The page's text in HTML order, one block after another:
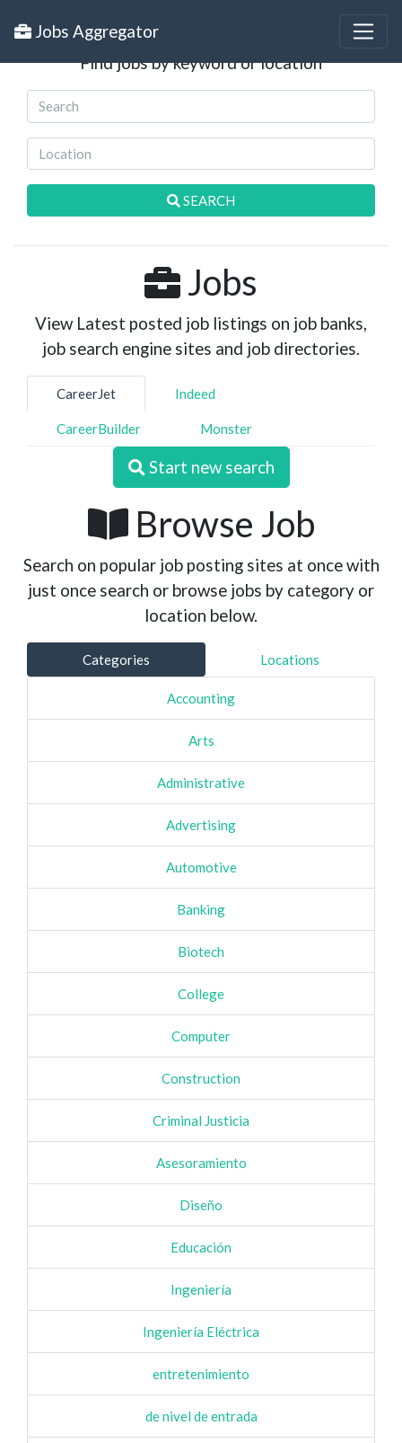
Jobs AggregatorSearch Jobs
Find jobs by keyword or location
SEARCH
Jobs
View Latest posted job listings on job banks,
job search engine sites and job directories.
CareerJet Indeed
CareerBuilder Monster
Start new search
Browse Job
Search on popular job posting sites at once with
just once search or browse jobs by category or
location below.
Categories Locations
Accounting
Arts
Administrative
Advertising
Automotive
Banking
Biotech
College
Computer
Construction
Criminal Justicia
Asesoramiento
Diseño
Educación
Ingeniería
Ingeniería Eléctrica
entretenimiento
de nivel de entrada